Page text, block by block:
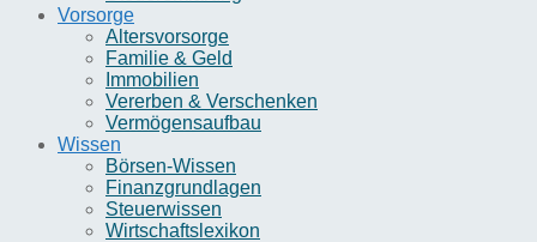
Vorsorge
Altersvorsorge
Familie & Geld
Immobilien
Vererben & Verschenken
Vermögensaufbau
Wissen
Börsen-Wissen
Finanzgrundlagen
Steuerwissen
Wirtschaftslexikon